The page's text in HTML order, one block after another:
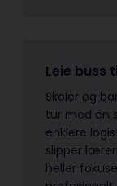
Leie buss
Skoler og
tur med en
enklere
slipper
heller